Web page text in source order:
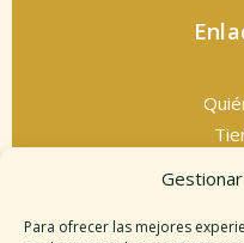
Para ofrecer las mejores